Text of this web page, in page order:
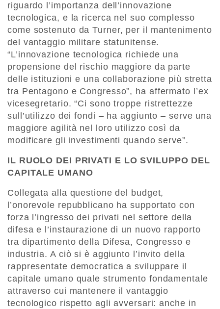
riguardo l’importanza dell’innovazione
tecnologica, e la ricerca nel suo complesso
come sostenuto da Turner, per il mantenimento
del vantaggio militare statunitense.
“L’innovazione tecnologica richiede una
propensione del rischio maggiore da parte
delle istituzioni e una collaborazione più stretta
tra Pentagono e Congresso”, ha affermato l’ex
vicesegretario. “Ci sono troppe ristrettezze
sull’utilizzo dei fondi – ha aggiunto – serve una
maggiore agilità nel loro utilizzo così da
modificare gli investimenti quando serve”.
IL RUOLO DEI PRIVATI E LO SVILUPPO DEL
CAPITALE UMANO
Collegata alla questione del budget,
l’onorevole repubblicano ha supportato con
forza l’ingresso dei privati nel settore della
difesa e l’instaurazione di un nuovo rapporto
tra dipartimento della Difesa, Congresso e
industria. A ciò si è aggiunto l’invito della
rappresentate democratica a sviluppare il
capitale umano quale strumento fondamentale
attraverso cui mantenere il vantaggio
tecnologico rispetto agli avversari: anche in